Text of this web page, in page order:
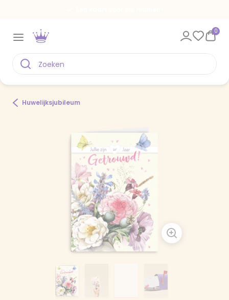
0
Huwelijksjubileum